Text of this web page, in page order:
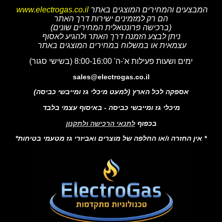
המבצעים והמחירים המוצגים באתר www.electrogas.co.il
הם רק למזמינים ישירות דרך האתר
(ברכישה פרונטאלית המחירים שונים)
ניתן לבצע הזמנה דרך האתר ולהגיע לאסוף
עצמאית או במשלוח במחירים המוצגים באתר
ימים ושעות פעילות א'-ה' 8:00-16:00 (בשישי סגור)
sales@electrogas.co.il
אספקה לכל הארץ (למעט מיכלי גז ומייבשי כביסה)
מיכלי גז ומייבשי כביסה - באיסוף עצמי בלבד
בכפוף לתנאי הרכישה ולתקנון
* אין החזרה ו/או החלפה של מוצרים ואביזרי גז מטעמי בטיחות*